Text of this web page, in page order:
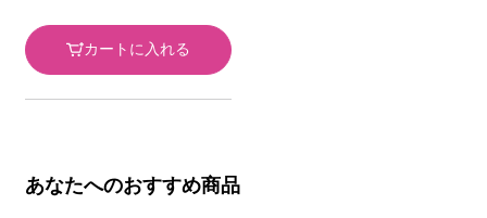
カートに入れる
あなたへのおすすめ商品